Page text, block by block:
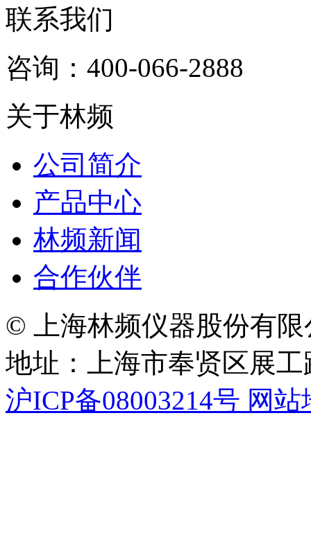
联系我们
咨询：400-066-2888
关于林频
公司简介
产品中心
林频新闻
合作伙伴
© 上海林频仪器股份有限
地址：上海市奉贤区展工
沪ICP备08003214号 网站